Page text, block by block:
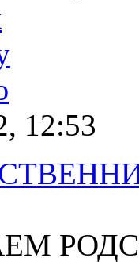
12:53